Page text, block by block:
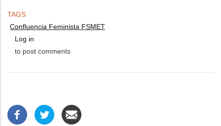
TAGS
Confluencia Feminista FSMET
Log in
to post comments